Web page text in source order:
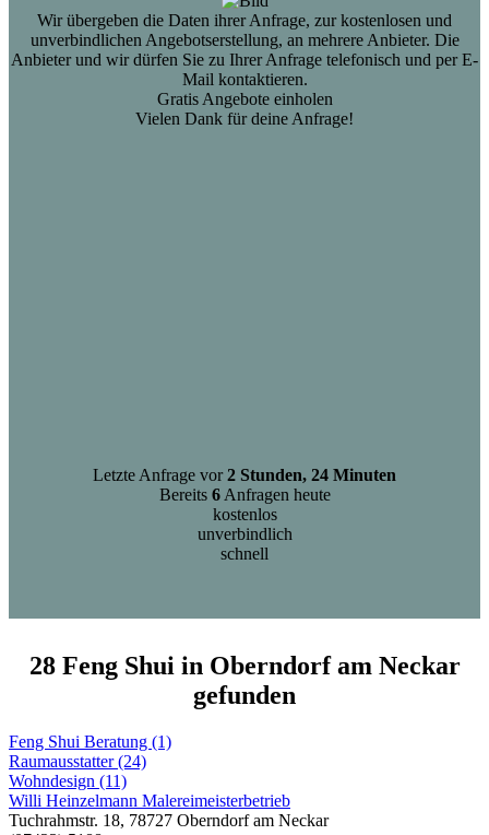
Wir übergeben die Daten ihrer Anfrage, zur kostenlosen und
unverbindlichen Angebotserstellung, an mehrere Anbieter. Die
Anbieter und wir dürfen Sie zu Ihrer Anfrage telefonisch und per E-
Mail kontaktieren.
Gratis Angebote einholen
Vielen Dank für deine Anfrage!
Letzte Anfrage vor2 Stunden, 24 Minuten
Bereits 6Anfragen heute
kostenlos
unverbindlich
schnell
28 Feng Shui in Oberndorf am Neckar
gefunden
Feng Shui Beratung (1)
Raumausstatter (24)
Wohndesign (11)
Willi Heinzelmann Malereimeisterbetrieb
Tuchrahmstr. 18, 78727 Oberndorf am Neckar